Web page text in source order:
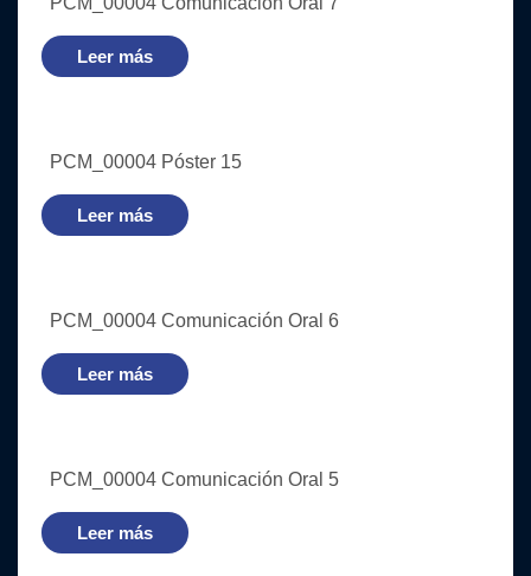
Leer más
PCM_00004 Póster 15
Leer más
PCM_00004 Comunicación Oral 6
Leer más
PCM_00004 Comunicación Oral 5
Leer más